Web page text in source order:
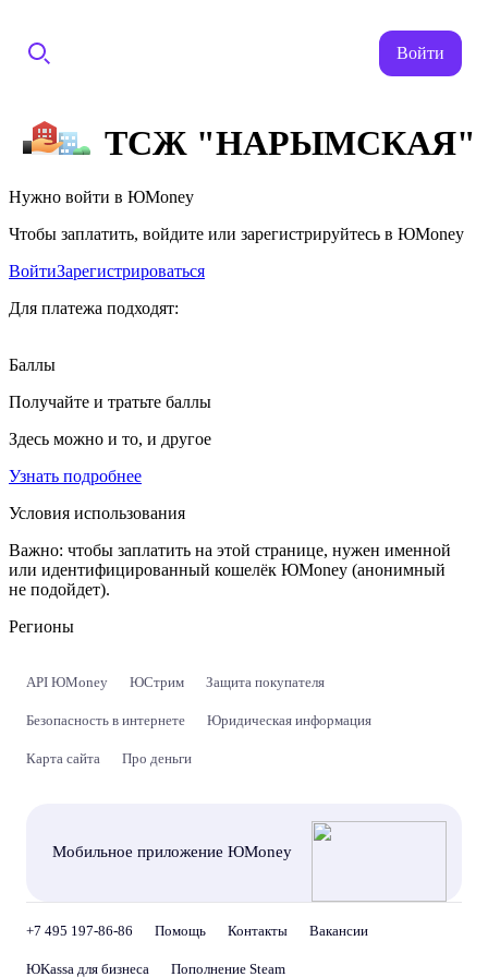
Войти
ТСЖ "НАРЫМСКАЯ"
Нужно войти в ЮMoney
Чтобы заплатить, войдите или зарегистрируйтесь в ЮMoney
ВойтиЗарегистрироваться
Для платежа подходят:
Баллы
Получайте и тратьте баллы
Здесь можно и то, и другое
Узнать подробнее
Условия использования
Важно: чтобы заплатить на этой странице, нужен именной
или идентифицированный кошелёк ЮMoney (анонимный
не подойдет).
Регионы
API ЮMoney ЮСтрим Защита покупателя
Безопасность в интернете Юридическая информация
Карта сайта Про деньги
Мобильное приложение ЮMoney
+7 495 197-86-86 Помощь Контакты Вакансии
ЮKassa для бизнеса Пополнение Steam